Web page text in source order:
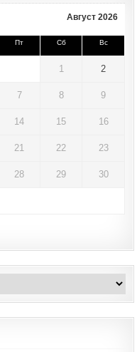
Август 2026
Пт Сб Вс
1 2
7 8 9
14 15 16
21 22 23
28 29 30